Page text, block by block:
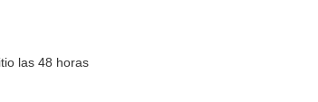
las 48 horas